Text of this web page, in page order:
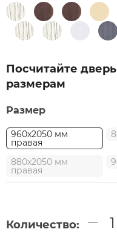
Посчитайте
размерам
Размер
960x2050 мм
правая
880x2050 мм
правая
Количество: